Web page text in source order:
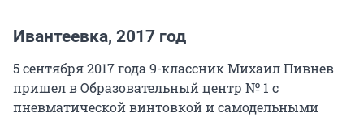
Ивантеевка, 2017 год
5 сентября 2017 года 9-классник Михаил Пивнев
пришел в Образовательный центр № 1 с
пневматической винтовкой и самодельными